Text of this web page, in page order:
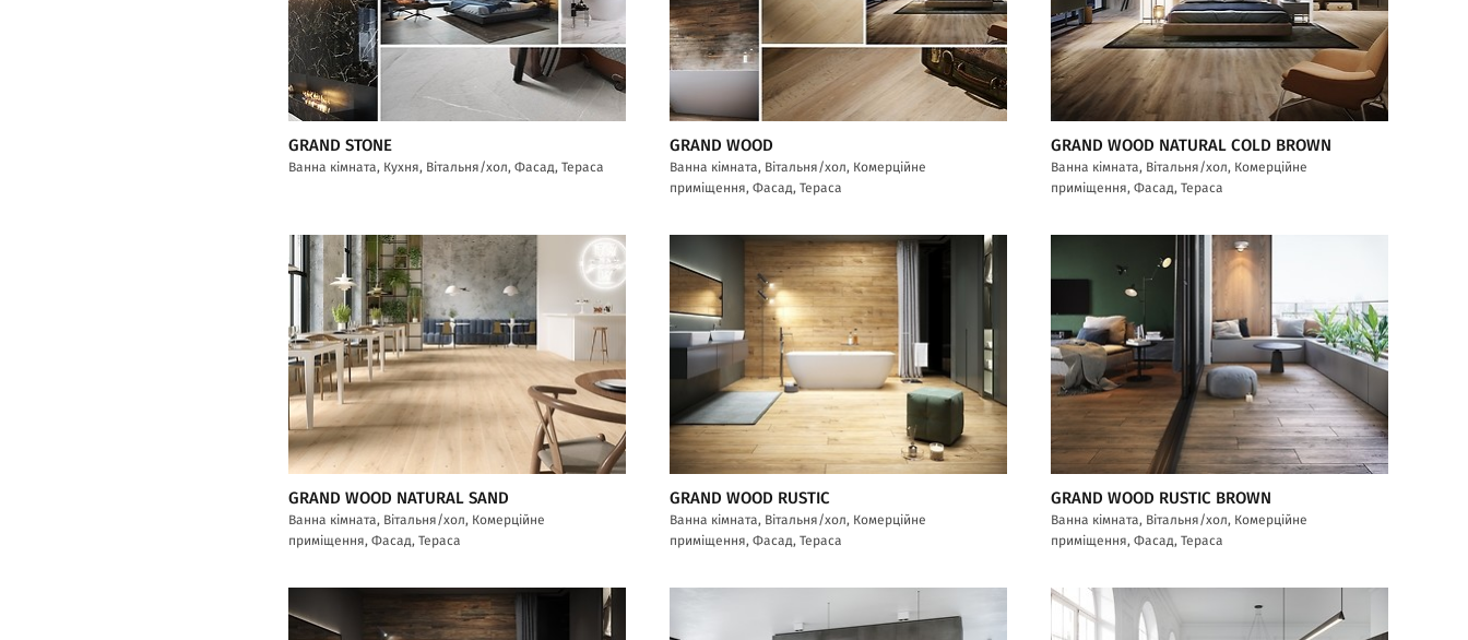
GRAND STONE
Ванна кімната, Кухня, Вітальня/хол, Фасад, Тераса
GRAND WOOD
Ванна кімната, Вітальня/хол, Комерційне
приміщення, Фасад, Тераса
GRAND WOOD NATURAL COLD BROWN
Ванна кімната, Вітальня/хол, Комерційне
приміщення, Фасад, Тераса
GRAND WOOD NATURAL SAND
Ванна кімната, Вітальня/хол, Комерційне
приміщення, Фасад, Тераса
GRAND WOOD RUSTIC
Ванна кімната, Вітальня/хол, Комерційне
приміщення, Фасад, Тераса
GRAND WOOD RUSTIC BROWN
Ванна кімната, Вітальня/хол, Комерційне
приміщення, Фасад, Тераса